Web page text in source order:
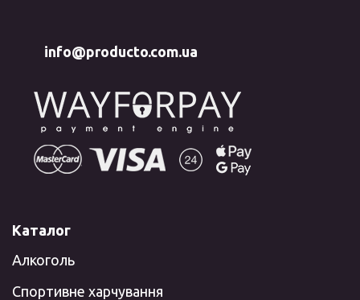
info@producto.com.ua
Каталог
Алкоголь
Спортивне харчування